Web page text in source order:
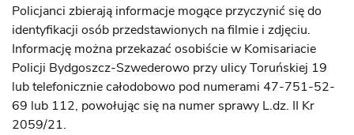
Policjanci zbierają informacje mogące przyczynić się do
identyfikacji osób przedstawionych na filmie i zdjęciu.
Informację można przekazać osobiście w Komisariacie
Policji Bydgoszcz-Szwederowo przy ulicy Toruńskiej 19
lub telefonicznie całodobowo pod numerami 47-751-52-
69 lub 112, powołując się na numer sprawy L.dz. II Kr
2059/21.